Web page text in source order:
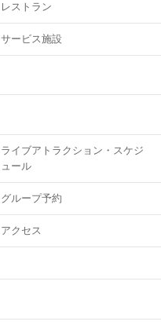
レストラン
サービス施設
ライブアトラクション・スケジ
ュール
グループ予約
アクセス